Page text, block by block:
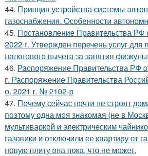
44. Принцип устройства системы
газоснабжения. Особенности
45. Постановление Правительства РФ
2022 г. Утвержден перечень услуг для
налогового вычета за занятия
46. Распоряжение Правительства РФ
г. Распоряжение Правительства
о. 2021 г. № 2102-р
47. Почему сейчас почти не строят
поэтому одна моя знакомая (не в
мультиваркой и электрическим
газовики и отключили ее квартиру от
новую плиту она пока, что не может.